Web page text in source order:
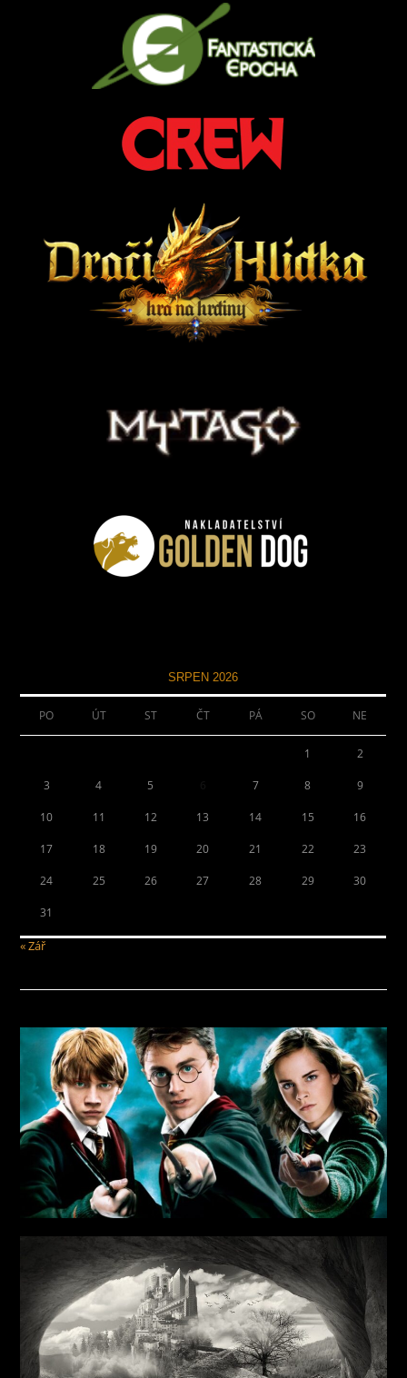
SRPEN 2026
PO ÚT ST ČT PÁ SO NE
1 2
3 4 5 7 8 9
10 11 12 13 14 15 16
17 18 19 20 21 22 23
24 25 26 27 28 29 30
31
« Zář